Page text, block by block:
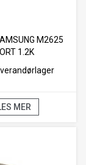
M2625
1.2K
MER